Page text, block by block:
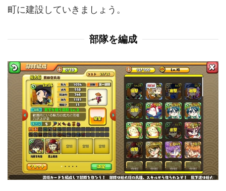
町に建設していきましょう。
部隊を編成